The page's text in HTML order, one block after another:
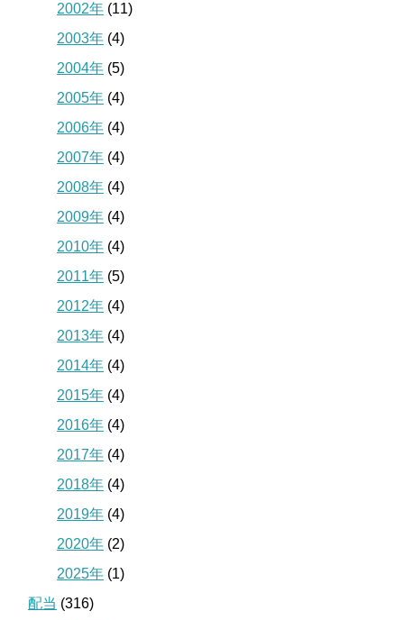
2002年 (11)
2003年 (4)
2004年 (5)
2005年 (4)
2006年 (4)
2007年 (4)
2008年 (4)
2009年 (4)
2010年 (4)
2011年 (5)
2012年 (4)
2013年 (4)
2014年 (4)
2015年 (4)
2016年 (4)
2017年 (4)
2018年 (4)
2019年 (4)
2020年 (2)
2025年 (1)
配当 (316)